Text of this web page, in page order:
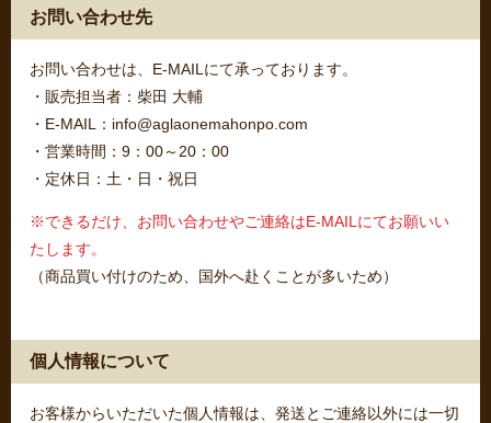
お問い合わせ先
お問い合わせは、E-MAILにて承っております。
・販売担当者：柴田 大輔
・E-MAIL：info@aglaonemahonpo.com
・営業時間：9：00～20：00
・定休日：土・日・祝日
※できるだけ、お問い合わせやご連絡はE-MAILにてお願いい
たします。
（商品買い付けのため、国外へ赴くことが多いため）
個人情報について
お客様からいただいた個人情報は、発送とご連絡以外には一切